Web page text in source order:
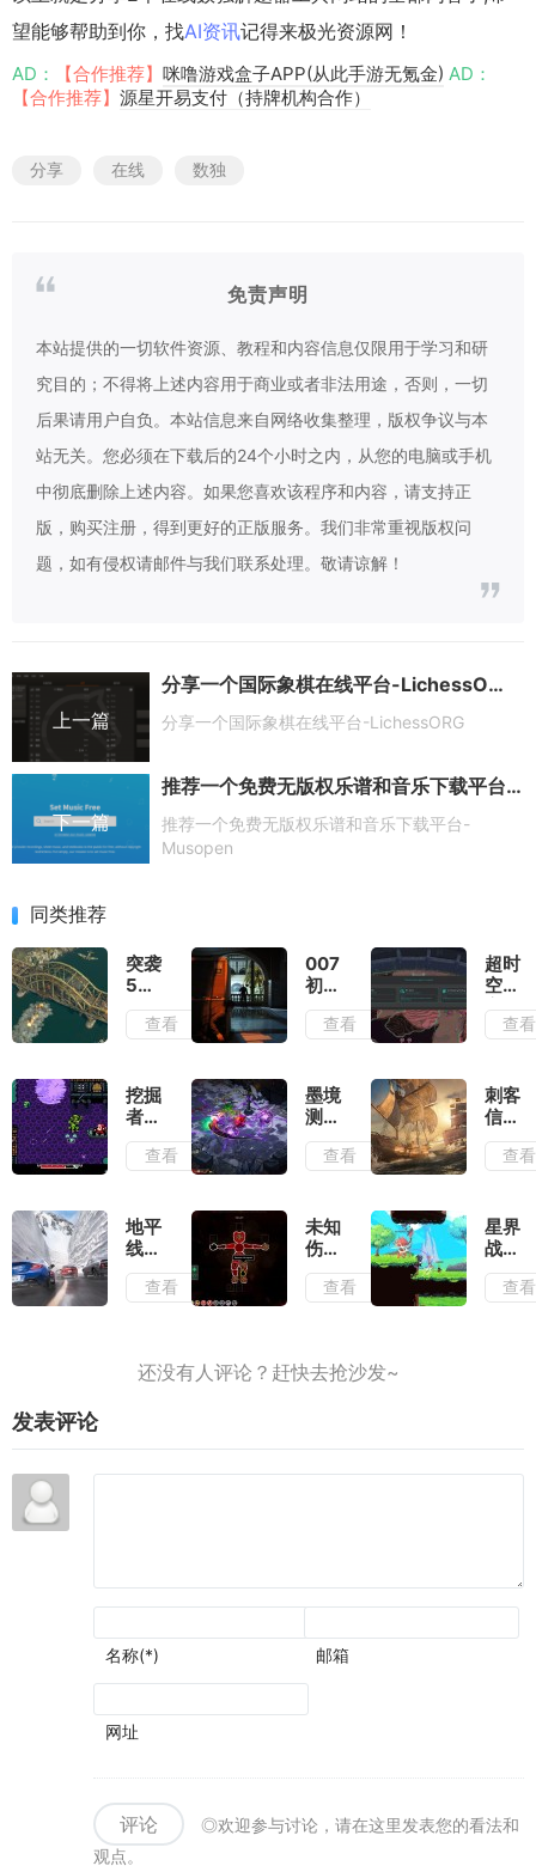
望能够帮助到你，找AI资讯记得来极光资源网！
AD： 【合作推荐】 咪噜游戏盒子APP(从此手游无氪金) AD：
【合作推荐】 源星开易支付（持牌机构合作）
分享 在线 数独
免责声明
本站提供的一切软件资源、教程和内容信息仅限用于学习和研
究目的；不得将上述内容用于商业或者非法用途，否则，一切
后果请用户自负。本站信息来自网络收集整理，版权争议与本
站无关。您必须在下载后的24个小时之内，从您的电脑或手机
中彻底删除上述内容。如果您喜欢该程序和内容，请支持正
版，购买注册，得到更好的正版服务。我们非常重视版权问
题，如有侵权请邮件与我们联系处理。敬请谅解！
上一篇
分享一个国际象棋在线平台-LichessORG
分享一个国际象棋在线平台-LichessORG
下一篇
推荐一个免费无版权乐谱和音乐下载平台-Musopen
推荐一个免费无版权乐谱和音乐下载平台-
Musopen
同类推荐
突袭
5测
评：
除了
优点
可言
查看
007
初露
锋芒
准则
就是
不意
查看
超时
空地
牢测
评：
间穿
梭找
适的
位置
查看
挖掘
者米
娜测
评：
复古
滤镜
查看
墨境
测
评：
墨宝
提供
非常
构筑
流派
查看
刺客
信条
黑旗
记忆
评：
大体
不变
的情
查看
地平
线6
测
评：
几乎
查看
未知
伤亡
测
评：
拼尽
查看
星界
战士
测
评：
查看
发表评论
名称(*) 邮箱
网址
评论
◎欢迎参与讨论，请在这里发表您的看法和
观点。